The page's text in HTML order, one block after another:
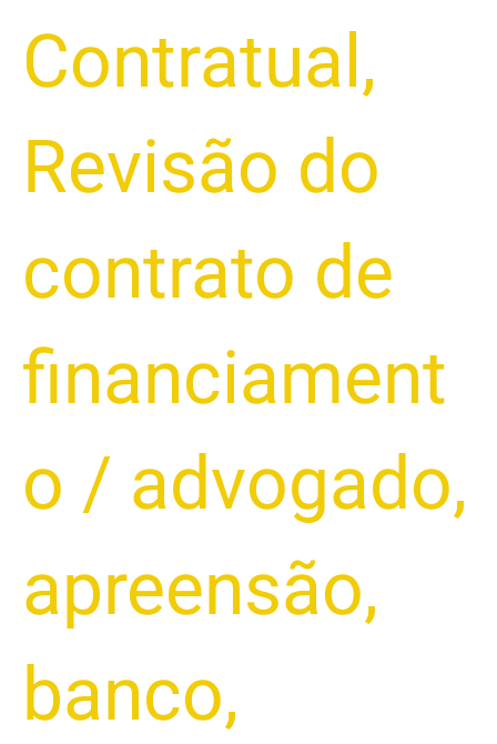
Contratual ,
Revisão do
contrato de
financiament
o / advogado,
apreensão,
banco,